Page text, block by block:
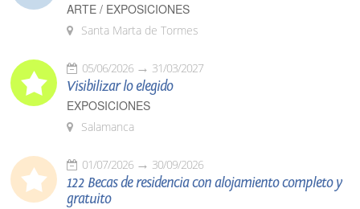
ARTE / EXPOSICIONES
Santa Marta de Tormes
05/06/2026 31/03/2027
Visibilizar lo elegido
EXPOSICIONES
Salamanca
01/07/2026 30/09/2026
122 Becas de residencia con alojamiento completo y
gratuito